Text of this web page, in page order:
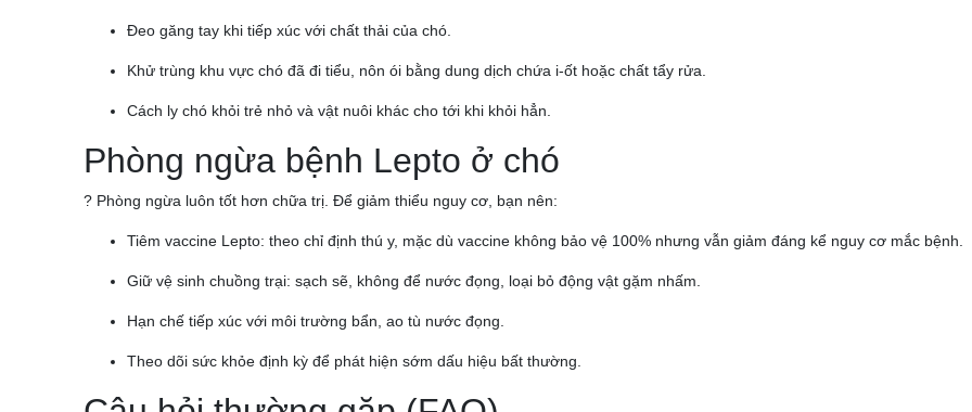
Đeo găng tay khi tiếp xúc với chất thải của chó.
Khử trùng khu vực chó đã đi tiểu, nôn ói bằng dung dịch chứa i-ốt hoặc chất tẩy rửa.
Cách ly chó khỏi trẻ nhỏ và vật nuôi khác cho tới khi khỏi hẳn.
Phòng ngừa bệnh Lepto ở chó
? Phòng ngừa luôn tốt hơn chữa trị. Để giảm thiểu nguy cơ, bạn nên:
Tiêm vaccine Lepto: theo chỉ định thú y, mặc dù vaccine không bảo vệ 100% nhưng vẫn giảm đáng kể nguy cơ mắc bệnh.
Giữ vệ sinh chuồng trại: sạch sẽ, không để nước đọng, loại bỏ động vật gặm nhấm.
Hạn chế tiếp xúc với môi trường bẩn, ao tù nước đọng.
Theo dõi sức khỏe định kỳ để phát hiện sớm dấu hiệu bất thường.